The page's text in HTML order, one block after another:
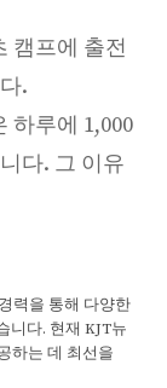
캠프에 출전
.
하루에 1,000
다. 그 이유
력을 통해 다양한
니다. 현재 KJT뉴
하는 데 최선을